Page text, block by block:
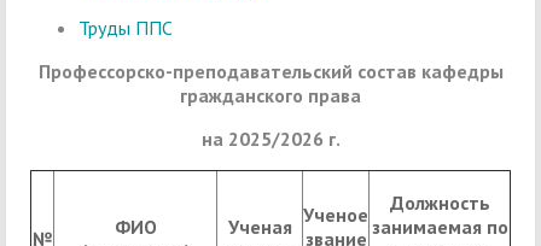
Труды ППС
Профессорско-преподавательский состав кафедры
гражданского права
на 2025/2026 г.
№
ФИО
Ученая Ученое
звание
Должность
занимаемая по